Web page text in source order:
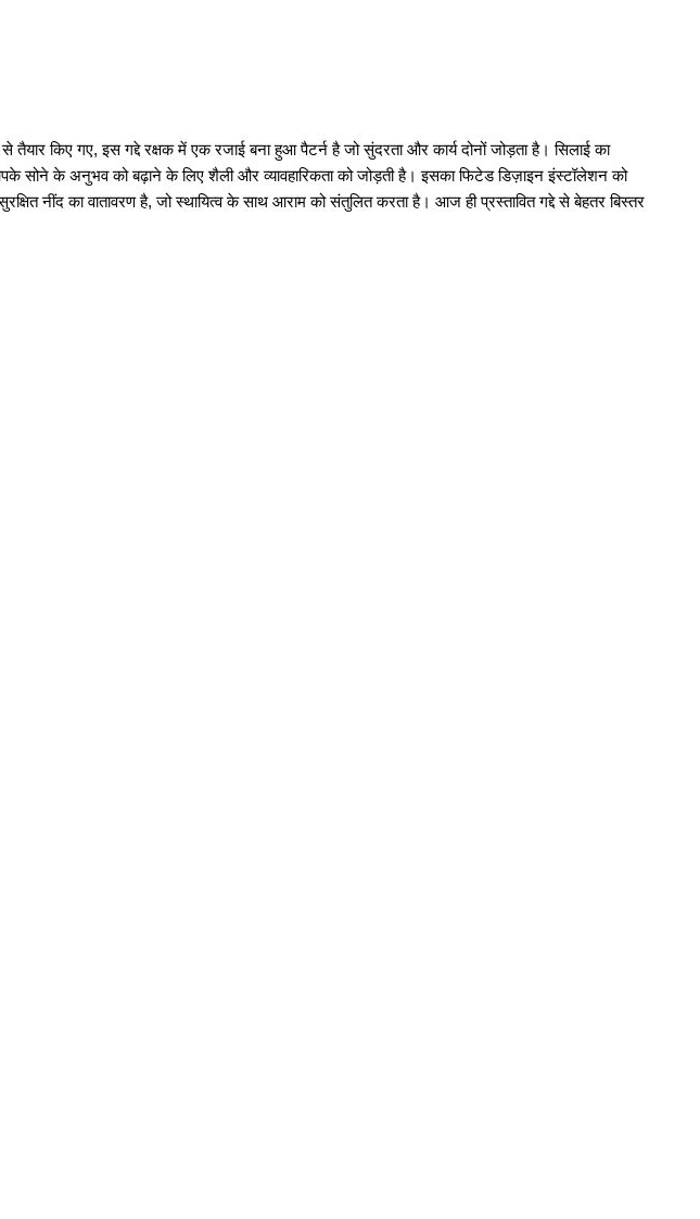
किए गए, इस गद्दे रक्षक में एक रजाई बना हुआ पैटर्न है जो सुंदरता और कार्य दोनों जोड़ता है। सिलाई का
सोने के अनुभव को बढ़ाने के लिए शैली और व्यावहारिकता को जोड़ती है। इसका फिटेड डिज़ाइन इंस्टॉलेशन को
नींद का वातावरण है, जो स्थायित्व के साथ आराम को संतुलित करता है। आज ही प्रस्तावित गद्दे से बेहतर बिस्तर